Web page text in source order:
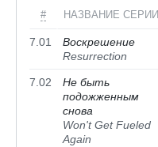
# НАЗВАНИЕ СЕРИИ
7.01
Воскрешение
Resurrection
7.02
Не быть
подожженным
снова
Won't Get Fueled
Again